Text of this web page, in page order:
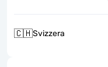
🇨🇭Svizzera